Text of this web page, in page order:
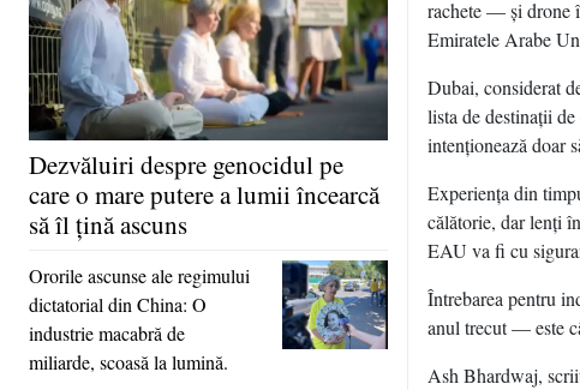
Dezvăluiri despre genocidul pe
care o mare putere a lumii încearcă
să îl ţină ascuns
Ororile ascunse ale regimului
dictatorial din China: O
industrie macabră de
miliarde, scoasă la lumină.
rachete — şi drone
Emiratele Arabe
Dubai, considerat
lista de destinaţii
intenţionează doar
Experienţa din
călătorie, dar lenţi
EAU va fi cu
Întrebarea pentru
anul trecut — este
Ash Bhardwaj,